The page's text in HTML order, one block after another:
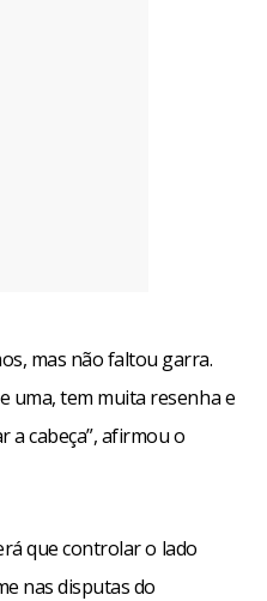
mas não faltou garra.
uma, tem muita resenha e
a cabeça”, afirmou o
que controlar o lado
nas disputas do